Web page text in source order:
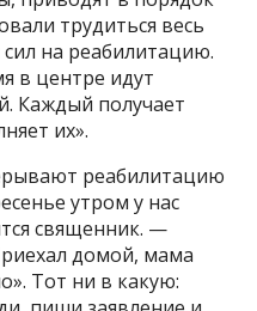
трудиться весь
сил на реабилитацию.
в центре идут
Каждый получает
их».
реабилитацию
утром у нас
священник. —
домой, мама
Тот ни в какую: